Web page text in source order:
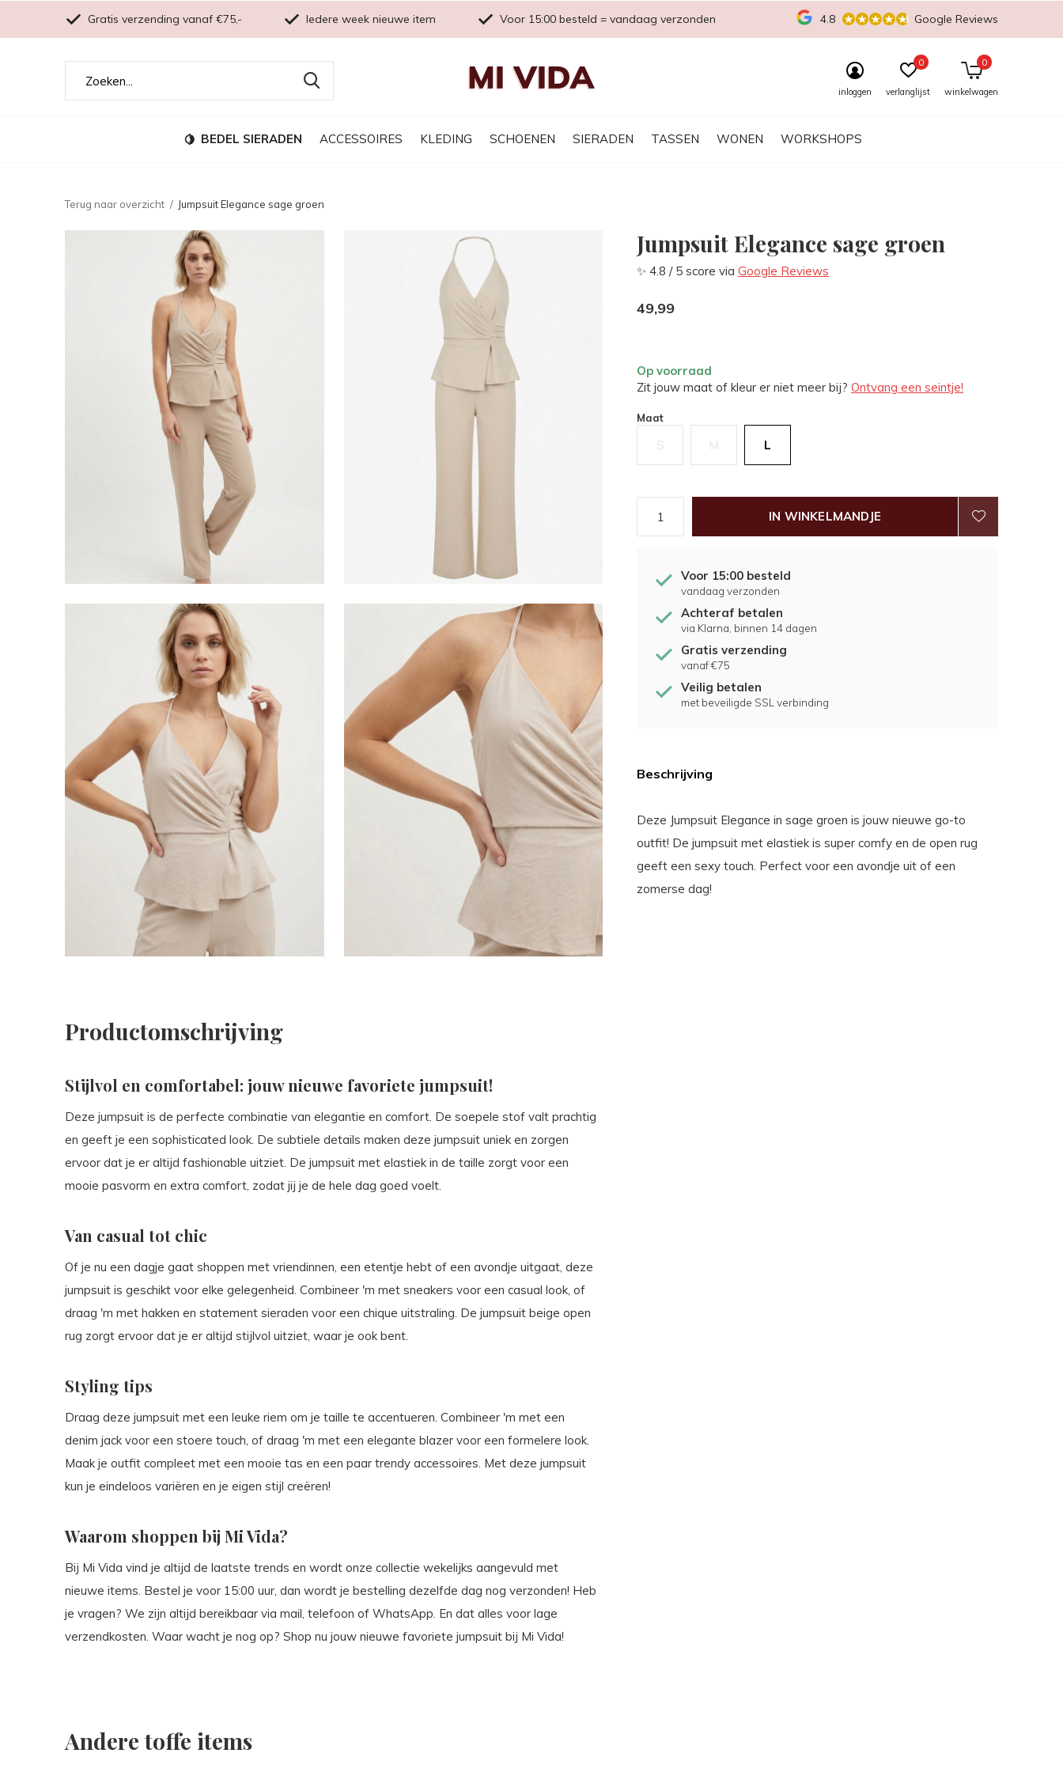
BEDEL SIERADEN ACCESSOIRES KLEDING SCHOENEN SIERADEN TASSEN WONEN WORKSHOPS
inloggen verlanglijst
0
winkelwagen
0
Gratis verzending vanaf €75,- Iedere week nieuwe item Voor 15:00 besteld = vandaag verzonden 4.8 Google Reviews
Terug naar overzicht Jumpsuit Elegance sage groen
Jumpsuit Elegance sage groen
✨ 4.8 / 5 score via Google Reviews
49,99
Op voorraad
Zit jouw maat of kleur er niet meer bij? Ontvang een seintje!
Maat
S M L
IN WINKELMANDJE
Voor 15:00 besteld
vandaag verzonden
Achteraf betalen
via Klarna, binnen 14 dagen
Gratis verzending
vanaf €75
Veilig betalen
met beveiligde SSL verbinding
Beschrijving
Deze Jumpsuit Elegance in sage groen is jouw nieuwe go-to
outfit! De jumpsuit met elastiek is super comfy en de open rug
geeft een sexy touch. Perfect voor een avondje uit of een
zomerse dag!
Productomschrijving
Stijlvol en comfortabel: jouw nieuwe favoriete jumpsuit!
Deze jumpsuit is de perfecte combinatie van elegantie en comfort. De soepele stof valt prachtig
en geeft je een sophisticated look. De subtiele details maken deze jumpsuit uniek en zorgen
ervoor dat je er altijd fashionable uitziet. De jumpsuit met elastiek in de taille zorgt voor een
mooie pasvorm en extra comfort, zodat jij je de hele dag goed voelt.
Van casual tot chic
Of je nu een dagje gaat shoppen met vriendinnen, een etentje hebt of een avondje uitgaat, deze
jumpsuit is geschikt voor elke gelegenheid. Combineer 'm met sneakers voor een casual look, of
draag 'm met hakken en statement sieraden voor een chique uitstraling. De jumpsuit beige open
rug zorgt ervoor dat je er altijd stijlvol uitziet, waar je ook bent.
Styling tips
Draag deze jumpsuit met een leuke riem om je taille te accentueren. Combineer 'm met een
denim jack voor een stoere touch, of draag 'm met een elegante blazer voor een formelere look.
Maak je outfit compleet met een mooie tas en een paar trendy accessoires. Met deze jumpsuit
kun je eindeloos variëren en je eigen stijl creëren!
Waarom shoppen bij Mi Vida?
Bij Mi Vida vind je altijd de laatste trends en wordt onze collectie wekelijks aangevuld met
nieuwe items. Bestel je voor 15:00 uur, dan wordt je bestelling dezelfde dag nog verzonden! Heb
je vragen? We zijn altijd bereikbaar via mail, telefoon of WhatsApp. En dat alles voor lage
verzendkosten. Waar wacht je nog op? Shop nu jouw nieuwe favoriete jumpsuit bij Mi Vida!
Andere toffe items